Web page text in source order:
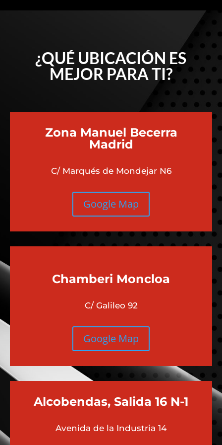
¿QUÉ UBICACIÓN ES
MEJOR PARA TI?
Zona Manuel Becerra
Madrid
C/ Marqués de Mondejar N6
Google Map
Chamberi Moncloa
C/ Galileo 92
Google Map
Alcobendas, Salida 16 N-1
Avenida de la Industria 14